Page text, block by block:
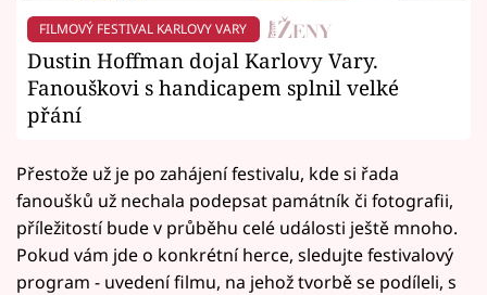
FILMOVÝ FESTIVAL KARLOVY VARY
Dustin Hoffman dojal Karlovy Vary.
Fanouškovi s handicapem splnil velké
přání
Přestože už je po zahájení festivalu, kde si řada
fanoušků už nechala podepsat památník či fotografii,
příležitostí bude v průběhu celé události ještě mnoho.
Pokud vám jde o konkrétní herce, sledujte festivalový
program - uvedení filmu, na jehož tvorbě se podíleli, s